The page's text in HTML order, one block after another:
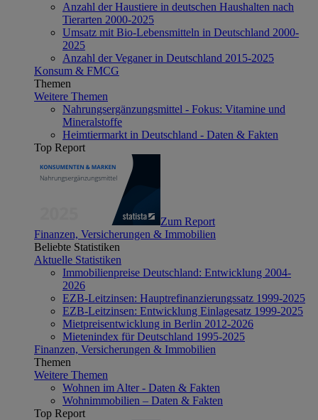
Anzahl der Haustiere in deutschen Haushalten nach
Tierarten 2000-2025
Umsatz mit Bio-Lebensmitteln in Deutschland 2000-
2025
Anzahl der Veganer in Deutschland 2015-2025
Konsum & FMCG
Themen
Weitere Themen
Nahrungsergänzungsmittel - Fokus: Vitamine und
Mineralstoffe
Heimtiermarkt in Deutschland - Daten & Fakten
Top Report
Zum Report
Finanzen, Versicherungen & Immobilien
Beliebte Statistiken
Aktuelle Statistiken
Immobilienpreise Deutschland: Entwicklung 2004-
2026
EZB-Leitzinsen: Hauptrefinanzierungssatz 1999-2025
EZB-Leitzinsen: Entwicklung Einlagesatz 1999-2025
Mietpreisentwicklung in Berlin 2012-2026
Mietenindex für Deutschland 1995-2025
Finanzen, Versicherungen & Immobilien
Themen
Weitere Themen
Wohnen im Alter - Daten & Fakten
Wohnimmobilien – Daten & Fakten
Top Report